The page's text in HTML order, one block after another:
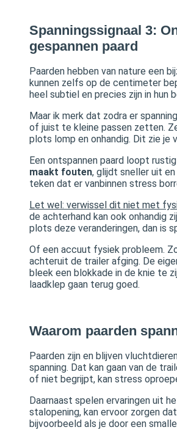
Spanningssignaal 3:
gespannen paard
Paarden hebben van nature een
kunnen zelfs op de centimeter
heel subtiel en precies zijn in hun
Maar ik merk dat zodra er
of juist te kleine passen zetten.
plots lomp en onhandig. Dit zie je
Een ontspannen paard loopt
maakt fouten, glijdt sneller uit en
teken dat er vanbinnen stress
Let wel: verwissel dit niet met
de achterhand kan ook onhandig
plots deze veranderingen, dan is
Of een accuut fysiek probleem.
achteruit de trailer afging. De
bleek een blokkade in de knie te
laadklep gaan terug goed.
Waarom paarden
Paarden zijn en blijven
spanning. Dat kan gaan van de
of niet begrijpt, kan stress
Daarnaast spelen ervaringen uit
stalopening, kan ervoor zorgen
bijvoorbeeld als je door een